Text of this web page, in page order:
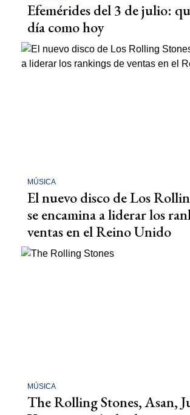
Efemérides del 3 de julio:
día como hoy
MÚSICA
El nuevo disco de Los
se encamina a liderar los
ventas en el Reino Unido
MÚSICA
The Rolling Stones, Asan,